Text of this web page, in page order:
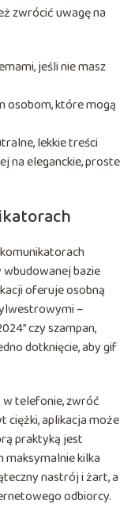
zwrócić uwagę na
jeśli nie masz
osobom, które mogą
lekkie treści
na eleganckie, proste
bazie
oferuje osobną
–
czy szampan,
dotknięcie, aby gif
w telefonie, zwróć
ciężki, aplikacja może
praktyką jest
kilka
nastrój i żart, a
odbiorcy.